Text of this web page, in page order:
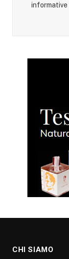
informative
CHI SIAMO